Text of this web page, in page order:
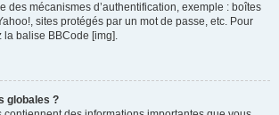
des mécanismes d’authentification, exemple : boîtes
sites protégés par un mot de passe, etc. Pour
la balise BBCode [img].
globales ?